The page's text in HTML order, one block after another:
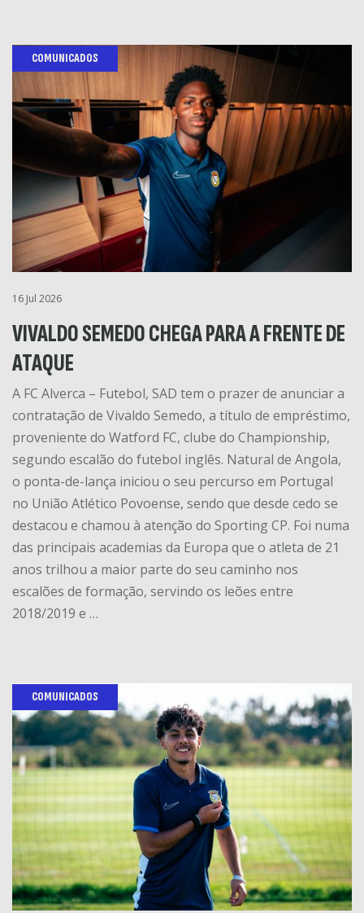
COMUNICADOS
16 Jul 2026
VIVALDO SEMEDO CHEGA PARA A FRENTE DE
ATAQUE
A FC Alverca – Futebol, SAD tem o prazer de anunciar a
contratação de Vivaldo Semedo, a título de empréstimo,
proveniente do Watford FC, clube do Championship,
segundo escalão do futebol inglês. Natural de Angola,
o ponta-de-lança iniciou o seu percurso em Portugal
no União Atlético Povoense, sendo que desde cedo se
destacou e chamou à atenção do Sporting CP. Foi numa
das principais academias da Europa que o atleta de 21
anos trilhou a maior parte do seu caminho nos
escalões de formação, servindo os leões entre
2018/2019 e …
COMUNICADOS